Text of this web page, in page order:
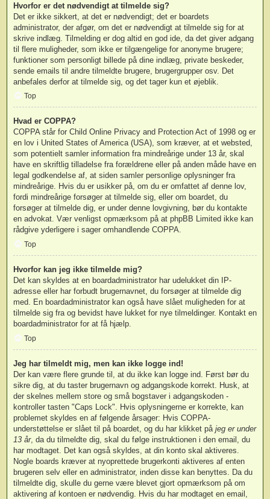
Hvorfor er det nødvendigt at tilmelde sig?
Det er ikke sikkert, at det er nødvendigt; det er boardets
administrator, der afgør, om det er nødvendigt at tilmelde sig for at
skrive indlæg. Tilmelding er dog altid en god ide, da det giver adgang
til flere muligheder, som ikke er tilgængelige for anonyme brugere;
funktioner som personligt billede på dine indlæg, private beskeder,
sende emails til andre tilmeldte brugere, brugergrupper osv. Det
anbefales derfor at tilmelde sig, og det tager kun et øjeblik.
Top
Hvad er COPPA?
COPPA står for Child Online Privacy and Protection Act of 1998 og er
en lov i United States of America (USA), som kræver, at et websted,
som potentielt samler information fra mindreårige under 13 år, skal
have en skriftlig tilladelse fra forældrene eller på anden måde have en
legal godkendelse af, at siden samler personlige oplysninger fra
mindreårige. Hvis du er usikker på, om du er omfattet af denne lov,
fordi mindreårige forsøger at tilmelde sig, eller om boardet, du
forsøger at tilmelde dig, er under denne lovgivning, bør du kontakte
en advokat. Vær venligst opmærksom på at phpBB Limited ikke kan
rådgive yderligere i sager omhandlende COPPA.
Top
Hvorfor kan jeg ikke tilmelde mig?
Det kan skyldes at en boardadministrator har udelukket din IP-
adresse eller har forbudt brugernavnet, du forsøger at tilmelde dig
med. En boardadministrator kan også have slået muligheden for at
tilmelde sig fra og bevidst have lukket for nye tilmeldinger. Kontakt en
boardadministrator for at få hjælp.
Top
Jeg har tilmeldt mig, men kan ikke logge ind!
Der kan være flere grunde til, at du ikke kan logge ind. Først bør du
sikre dig, at du taster brugernavn og adgangskode korrekt. Husk, at
der skelnes mellem store og små bogstaver i adgangskoden -
kontroller tasten "Caps Lock". Hvis oplysningerne er korrekte, kan
problemet skyldes en af følgende årsager: Hvis COPPA-
understøttelse er slået til på boardet, og du har klikket på jeg er under
13 år, da du tilmeldte dig, skal du følge instruktionen i den email, du
har modtaget. Det kan også skyldes, at din konto skal aktiveres.
Nogle boards kræver at nyoprettede brugerkonti aktiveres af enten
brugeren selv eller en administrator, inden disse kan benyttes. Da du
tilmeldte dig, skulle du gerne være blevet gjort opmærksom på om
aktivering af kontoen er nødvendig. Hvis du har modtaget en email,